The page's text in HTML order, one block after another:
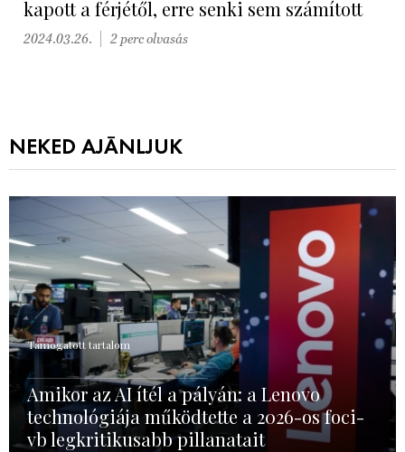
kapott a férjétől, erre senki sem számított
2024.03.26. 2 perc olvasás
NEKED AJÁNLJUK
Támogatott tartalom
Amikor az AI ítél a pályán: a Lenovo
technológiája működtette a 2026-os foci-
vb legkritikusabb pillanatait